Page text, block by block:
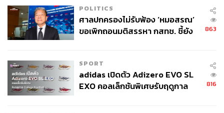
POLITICS
ศาลปกครองไม่รับฟ้อง ‘หมอสรณ’
ขอเพิกถอนมติสรรหา กสทช. ชี้ยัง
863
SPORT
adidas เปิดตัว Adizero EVO SL
EXO คอลเล็กชันพิเศษรับฤดูกาล
816